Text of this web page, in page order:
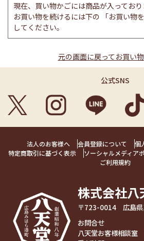
現在、買い物かごには商品が入っており
お買い物を続けるには下の 「お買い物
してください。
元の画面に戻ってお買い
公式SNS
法人のお客様へ 会員登録について
個
特定商取引に基づく表示
ソーシャルメディア
ご利用規約
株式会社八
〒723-0014 広島
お問合せ
八天堂お客様相談室